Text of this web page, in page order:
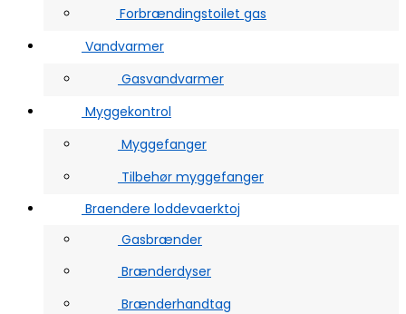
Forbrændingstoilet gas
Vandvarmer
Gasvandvarmer
Myggekontrol
Myggefanger
Tilbehør myggefanger
Braendere loddevaerktoj
Gasbrænder
Brænderdyser
Brænderhandtag